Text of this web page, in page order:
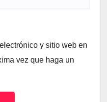
y sitio web en
vez que haga un